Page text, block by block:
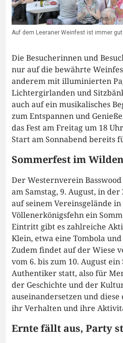
Auf dem Leeraner Weinfest ist immer
Die Besucherinnen und
nur auf die bewährte
anderem mit illuminierten
Lichtergirlanden und
auch auf ein musikalisches
zum Entspannen und
das Fest am Freitag um 18
Start am Sonnabend bereits
Sommerfest im
Der Westernverein
am Samstag, 9. August, in
auf seinem Vereinsgelände
Völlenerkönigsfehn ein
Eintritt gibt es zahlreiche
Klein, etwa eine Tombola
Zudem findet auf der Wiese
vom 6. bis zum 10. August
Authentiker statt, also für
der Geschichte und der
auseinandersetzen und
ihr Verhalten und ihre
Ernte fällt aus, Party